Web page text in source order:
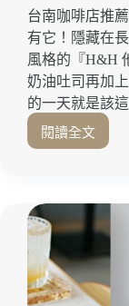
麵
可
以
呀
～
台
南
寵
善
｜
台
南
美
食
台南咖啡店推
有它！隱藏在
風格的『H&H
奶油吐司再加
的一天就是該
閱讀全文
隱
裡
的
日
系